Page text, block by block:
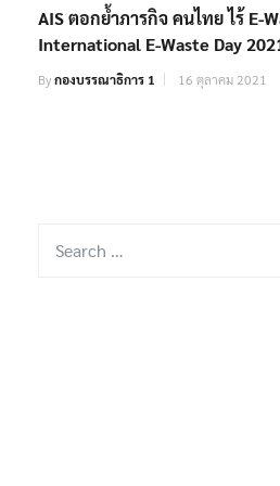
AIS ตอกย้ำภารกิจ คนไทย ไร้ E-
International E-Waste Day
Byกองบรรณาธิการ 1 16 ตุลาคม 2021